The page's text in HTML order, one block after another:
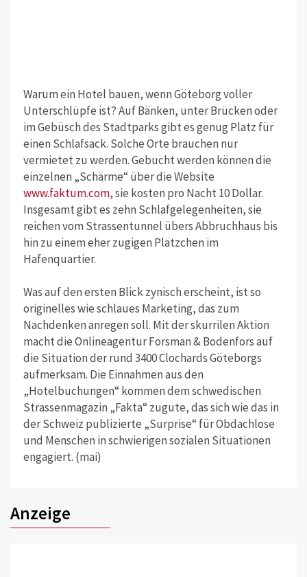
Warum ein Hotel bauen, wenn Göteborg voller
Unterschlüpfe ist? Auf Bänken, unter Brücken oder
im Gebüsch des Stadtparks gibt es genug Platz für
einen Schlafsack. Solche Orte brauchen nur
vermietet zu werden. Gebucht werden können die
einzelnen „Schärme“ über die Website
www.faktum.com,sie kosten pro Nacht 10 Dollar.
Insgesamt gibt es zehn Schlafgelegenheiten, sie
reichen vom Strassentunnel übers Abbruchhaus bis
hin zu einem eher zugigen Plätzchen im
Hafenquartier.
Was auf den ersten Blick zynisch erscheint, ist so
originelles wie schlaues Marketing, das zum
Nachdenken anregen soll. Mit der skurrilen Aktion
macht die Onlineagentur Forsman & Bodenfors auf
die Situation der rund 3400 Clochards Göteborgs
aufmerksam. Die Einnahmen aus den
„Hotelbuchungen“ kommen dem schwedischen
Strassenmagazin „Fakta“ zugute, das sich wie das in
der Schweiz publizierte „Surprise“ für Obdachlose
und Menschen in schwierigen sozialen Situationen
engagiert. (mai)
Anzeige